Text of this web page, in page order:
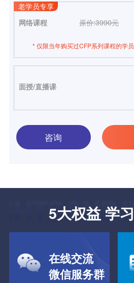
老学员专享
网络课程
原价:3990元
* 仅限当年购买过CFP系列课程的学
面授/直播课
咨询
5大权益 学
在线交流
微信服务群